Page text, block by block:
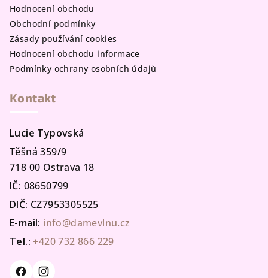
Hodnocení obchodu
Obchodní podmínky
Zásady používání cookies
Hodnocení obchodu informace
Podmínky ochrany osobních údajů
Kontakt
Lucie Typovská
Těšná 359/9
718 00 Ostrava 18
IČ: 08650799
DIČ: CZ7953305525
E-mail: info@damevlnu.cz
Tel.: +420 732 866 229